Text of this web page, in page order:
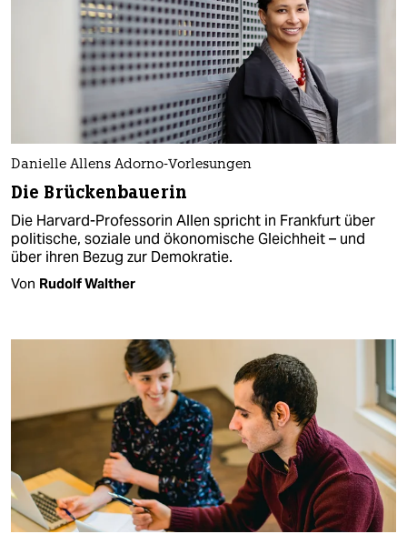
Danielle Allens Adorno-Vorlesungen
Die Brückenbauerin
Die Harvard-Professorin Allen spricht in Frankfurt über
politische, soziale und ökonomische Gleichheit – und
über ihren Bezug zur Demokratie.
Von Rudolf Walther